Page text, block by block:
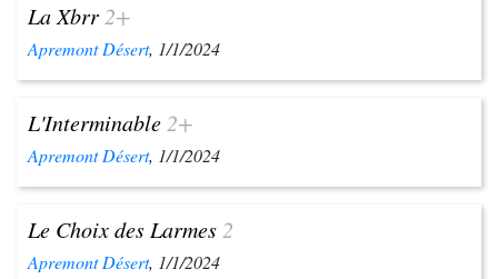
La Xbrr 2+
Apremont Désert, 1/1/2024
L'Interminable 2+
Apremont Désert, 1/1/2024
Le Choix des Larmes 2
Apremont Désert, 1/1/2024